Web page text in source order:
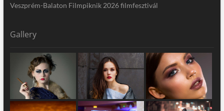
Veszprém-Balaton Filmpiknik 2026 filmfesztivál
Gallery